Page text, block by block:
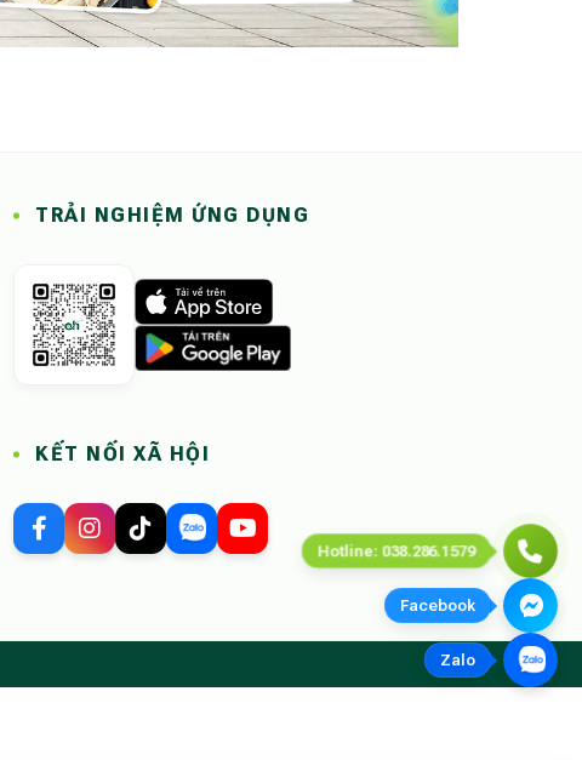
TRẢI NGHIỆM ỨNG DỤNG
KẾT NỐI XÃ HỘI
Hotline: 038.286.1579
Facebook
Zalo